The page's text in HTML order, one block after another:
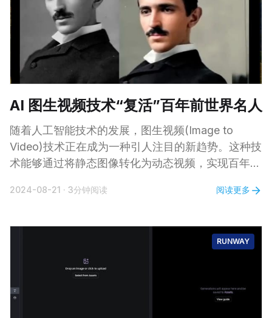
市，黎明时分温暖的阳光映照在摩天大楼和平静的水
面上 | 逼真的质感，
AI 图生视频技术“复活”百年前世界名人
随着人工智能技术的发展，图生视频(Image to
Video)技术正在成为一种引人注目的新趋势。这种技
术能够通过将静态图像转化为动态视频，实现百年前
尼古拉·特斯拉、莱昂纳多·达·芬奇、文森特·梵高、亚
的方式再现于屏幕前，让观众感受到了与历史“对话”
2024-08-21 · 3分钟阅读 阅读更多
RUNWAY